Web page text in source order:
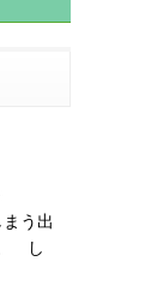
法
う出
し